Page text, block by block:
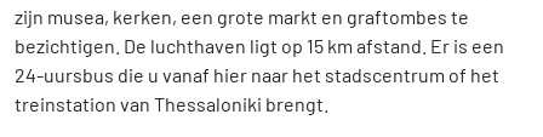
zijn musea, kerken, een grote markt en graftombes te
bezichtigen. De luchthaven ligt op 15 km afstand. Er is een
24-uursbus die u vanaf hier naar het stadscentrum of het
treinstation van Thessaloniki brengt.